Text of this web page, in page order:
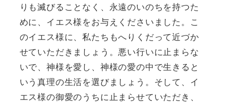
りも滅びることなく、永遠のいのちを持つた
めに、イエス様をお与えくださいました。こ
のイエス様に、私たちもへりくだって近づか
せていただきましょう。悪い行いに止まらな
いで、神様を愛し、神様の愛の中で生きると
いう真理の生活を選びましょう。そして、イ
エス様の御愛のうちに止まらせていただき、